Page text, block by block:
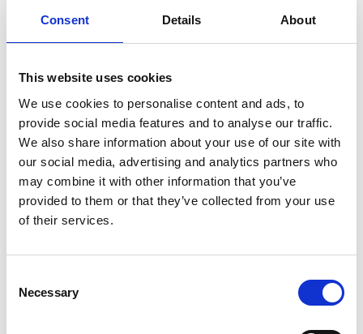
Consent Details About
This website uses cookies
We use cookies to personalise content and ads, to
provide social media features and to analyse our traffic.
We also share information about your use of our site with
our social media, advertising and analytics partners who
may combine it with other information that you’ve
provided to them or that they’ve collected from your use
of their services.
Selection
Necessary
Det är lätt att gilla Mellomgården. Utsikten är det
minsann inget fel på där det ligger. Vyn från caféts
terrass med de sluttande rapsfälten ned mot
Hornborgasjön är något extra. Det är också smakerna
från “creperiet på landet” som är den egna
med rätta. Galetten med räkor och spenat är galet
smarrig! Mellomgården är också ett utflyktsmål med